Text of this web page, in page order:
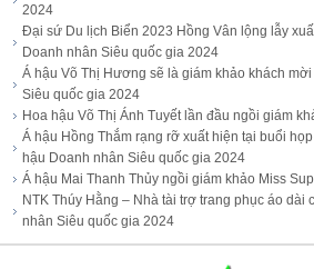
2024
Đại sứ Du lịch Biển 2023 Hồng Vân lộng lẫy
Doanh nhân Siêu quốc gia 2024
Á hậu Võ Thị Hương sẽ là giám khảo khách
Siêu quốc gia 2024
Hoa hậu Võ Thị Ánh Tuyết lần đầu ngồi giám
Á hậu Hồng Thắm rạng rỡ xuất hiện tại buổi
hậu Doanh nhân Siêu quốc gia 2024
Á hậu Mai Thanh Thủy ngồi giám khảo Miss
NTK Thúy Hằng – Nhà tài trợ trang phục áo dài
nhân Siêu quốc gia 2024